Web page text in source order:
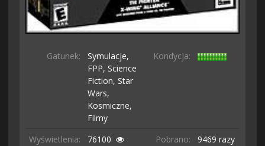
Gatunek:
Symulacje,
FPP,Science
Fiction,Star
Wars,
Kosmiczne,
Filmy
Kondycja:
Wyświetlenia: 76100 Pobrano:
9469 razy